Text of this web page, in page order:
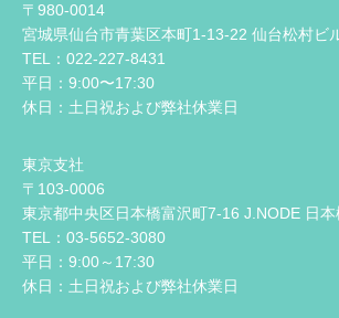
〒980-0014
宮城県仙台市青葉区本町1-13-22 仙台松村ビ
TEL：022-227-8431
平日：9:00〜17:30
休日：土日祝および弊社休業日
東京支社
〒103-0006
東京都中央区日本橋富沢町7-16 J.NODE 日
TEL：03-5652-3080
平日：9:00～17:30
休日：土日祝および弊社休業日